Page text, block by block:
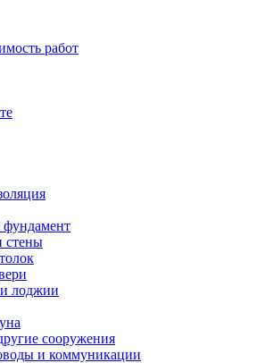
работ
стены
лоджии
сооружения
и коммуникации